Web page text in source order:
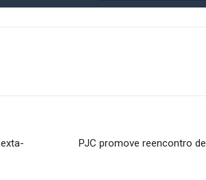
PJC promove reencontro